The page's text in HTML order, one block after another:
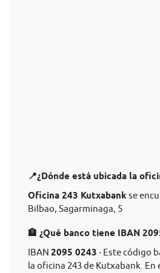
📍¿Dónde está ubicada la
Oficina 243 Kutxabankse
Bilbao, Sagarminaga, 5
🏦 ¿Qué banco tiene IBAN
IBAN 2095 0243 - Este código
la oficina 243 de Kutxabank. En